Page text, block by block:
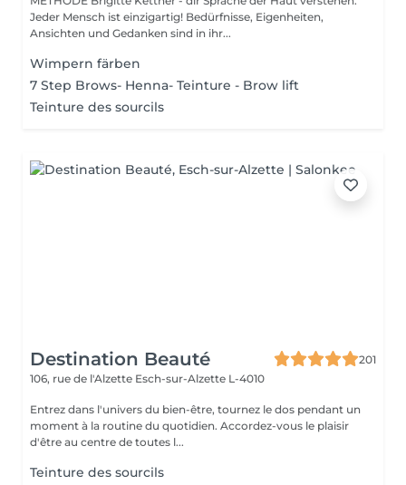
Jeder Mensch ist einzigartig! Bedürfnisse, Eigenheiten,
Ansichten und Gedanken sind in ihr...
Wimpern färben
7 Step Brows- Henna- Teinture - Brow lift
Teinture des sourcils
Destination Beauté
201
106, rue de l'Alzette Esch-sur-Alzette L-4010
Entrez dans l'univers du bien-être, tournez le dos pendant un
moment à la routine du quotidien. Accordez-vous le plaisir
d'être au centre de toutes l...
Teinture des sourcils